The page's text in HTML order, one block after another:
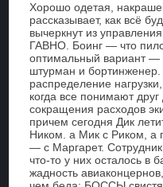
Хорошо одетая,
рассказывает, как всё
вычеркнут из
ГАВНО. Боинг — что
оптимальный вариант —
штурман и
распределение
когда все понимают
сокращения расходов
причем сегодня Дик
Ником. а Мик с Риком, а
— с Маргарет.
что-то у них осталось в
жадность